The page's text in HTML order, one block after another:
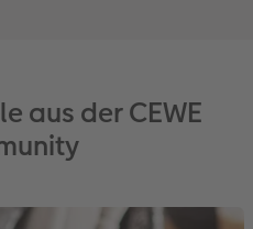
aus der CEWE